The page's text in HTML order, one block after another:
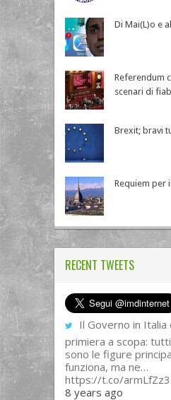
Di Mai(L)o e
Referendum
scenari di
Brexit; bravi
Requiem per
RECENT TWEETS
Il Governo in Italia
primiera a scopa:
sono le figure
funziona, ma ne…
https://t.co/
8 years ago